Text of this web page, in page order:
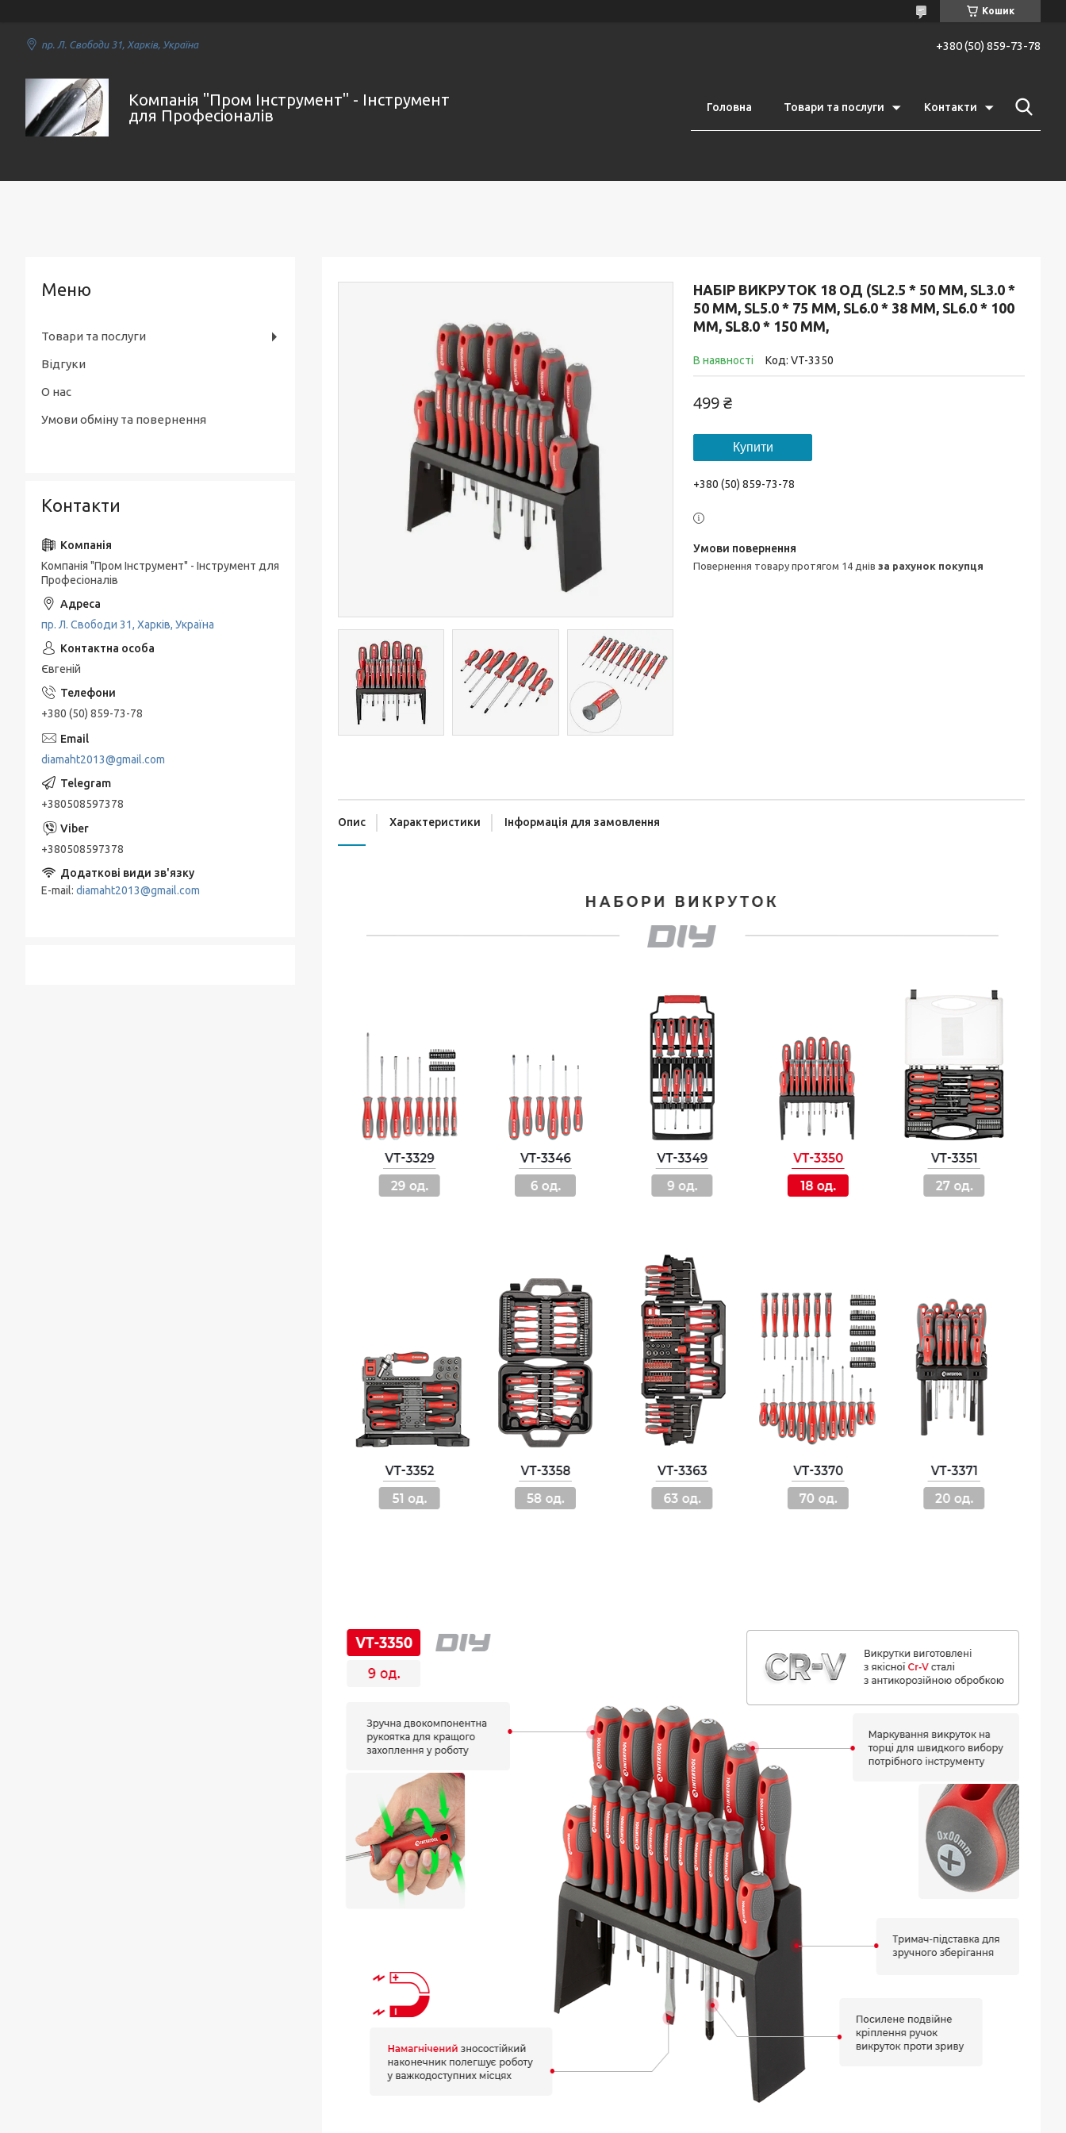
Кошик
пр. Л. Свободи 31, Харків, Україна +380 (50) 859-73-78
Компанія "Пром Інструмент" - Інструмент
для Професіоналів
Головна Товари та послуги Контакти
НАБІР ВИКРУТОК 18 ОД (SL2.5 * 50 ММ, SL3.0 *
50 ММ, SL5.0 * 75 ММ, SL6.0 * 38 ММ, SL6.0 * 100
ММ, SL8.0 * 150 ММ,
В наявності Код: VT-3350
499 ₴
Купити
+380 (50) 859-73-78
повернення товару протягом 14 днів за рахунок покупця
Опис Характеристики Інформація для замовлення
Товари та послуги
Відгуки
О нас
Умови обміну та повернення
Контакти
Компанія "Пром Інструмент" - Інструмент для
Професіоналів
пр. Л. Свободи 31, Харків, Україна
Євгеній
+380 (50) 859-73-78
diamaht2013@gmail.com
+380508597378
+380508597378
E-mail diamaht2013@gmail.com